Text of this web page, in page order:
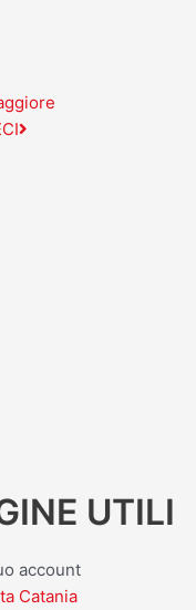
Successivo
UTILI
account
Catania